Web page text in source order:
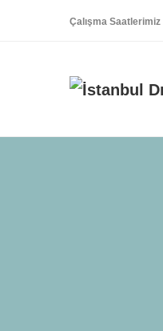
Çalışma Saatlerimiz